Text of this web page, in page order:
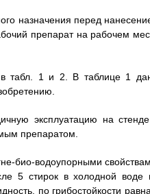
назначения перед
препарат на рабочем
в табл. 1 и 2. В таблице 1
эксплуатацию на
препаратом.
био-водоупорными
5 стирок в холодной воде
по грибостойкости